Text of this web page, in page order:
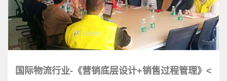
国际物流行业-《营销底层设计+销售过程管理》<